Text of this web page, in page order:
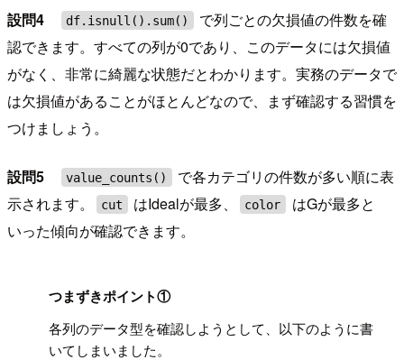
設問4 df.isnull().sum()
で列ごとの欠損値の件数を確
認できます。すべての列が0であり、このデータには欠損値
がなく、非常に綺麗な状態だとわかります。実務のデータで
は欠損値があることがほとんどなので、まず確認する習慣を
つけましょう。
設問5 value_counts()
で各カテゴリの件数が多い順に表
示されます。
cut はIdealが最多、 color
はGが最多と
いった傾向が確認できます。
つまずきポイント①
各列のデータ型を確認しようとして、以下のように書
いてしまいました。